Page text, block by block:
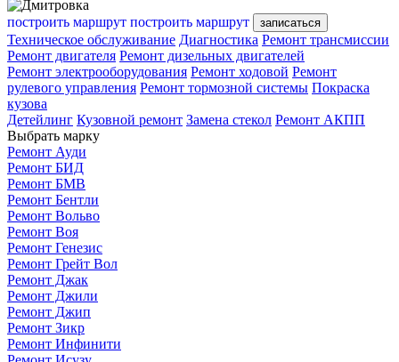
построить маршрут построить маршрут записаться
Техническое обслуживание Диагностика Ремонт трансмиссии
Ремонт двигателя Ремонт дизельных двигателей
Ремонт электрооборудования Ремонт ходовой Ремонт
рулевого управления Ремонт тормозной системы Покраска
кузова
Детейлинг Кузовной ремонт Замена стекол Ремонт АКПП
Выбрать марку
Ремонт Ауди
Ремонт БИД
Ремонт БМВ
Ремонт Бентли
Ремонт Вольво
Ремонт Воя
Ремонт Генезис
Ремонт Грейт Вол
Ремонт Джак
Ремонт Джили
Ремонт Джип
Ремонт Зикр
Ремонт Инфинити